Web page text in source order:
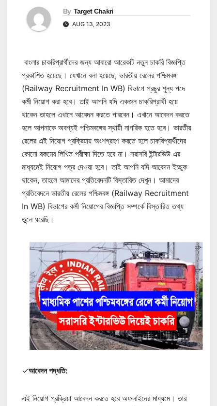
By Target Chakri
AUG 13, 2023
বাংলার চাকরিপ্রার্থীদের জন্য আবারো আরেকটি নতুন চাকরি বিজ্ঞপ্তি
প্রকাশিত হয়েছে। যেখানে বলা হয়েছে, ভারতীয় রেলের পশ্চিমবঙ্গ
(Railway Recruitment In WB) বিভাগে প্রচুর শূন্য পদে
কর্মী নিয়োগ করা হবে। তাই আপনি যদি একজন চাকরিপ্রার্থী হয়ে
থাকেন তাহলে এখানে আবেদন করতে পারবেন। এখানে আবেদন করতে
হলে আপনাকে অবশ্যই পশ্চিমবঙ্গের স্থায়ী নাগরিক হতে হবে। ভারতীয়
রেলের এই নিয়োগ প্রক্রিয়ায় অংশগ্রহণ করতে হলে চাকরিপ্রার্থীদের
কোনো রকমের লিখিত পরীক্ষা দিতে হবে না। সরাসরি ইন্টারভিউ এর
মাধ্যমেই নিয়োগ পত্র দেওয়া হবে। তাই আপনি যদি আবেদন ইচ্ছুক
থাকেন, তাহলে আমাদের প্রতিবেদনটি বিস্তারিত দেখুন। আমাদের
প্রতিবেদনে ভারতীয় রেলের পশ্চিমবঙ্গ (Railway Recruitment
In WB) বিভাগের কর্মী নিয়োগের বিজ্ঞপ্তি সম্পর্কে বিস্তারিত তথ্য
তুলে ধরেছি।
✓আবেদন পদ্ধতি:
এই নিয়োগ প্রক্রিয়া আবেদন করতে হবে অফলাইনের মাধ্যমে। তার